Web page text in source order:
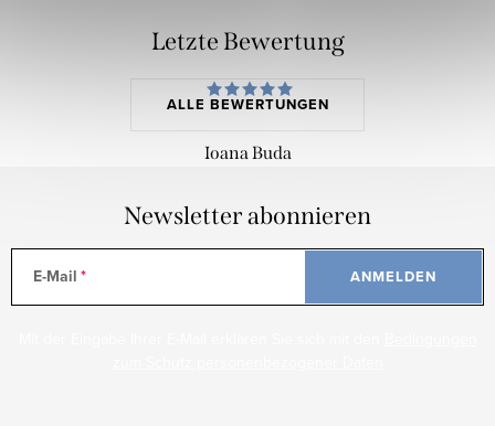
Letzte Bewertung
ALLE BEWERTUNGEN
Ioana Buda
Newsletter abonnieren
E-Mail ANMELDEN